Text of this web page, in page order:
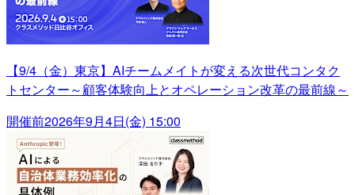
【9/4（金）東京】AIチームメイトが変える次世代コンタク
トセンター～顧客体験向上とオペレーション改革の最前線～
開催前2026年9月4日(金) 15:00